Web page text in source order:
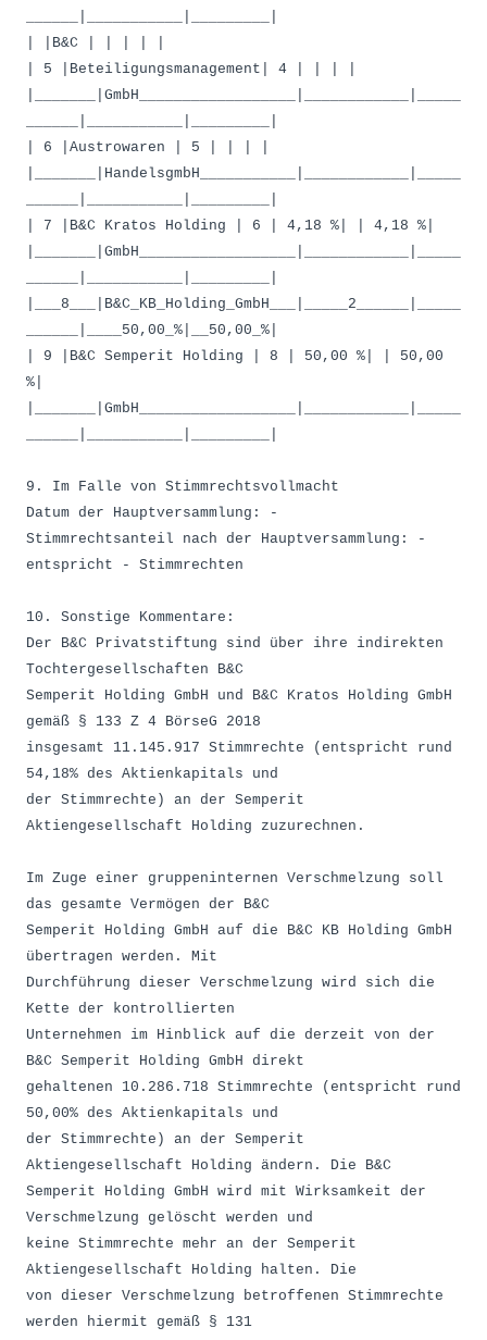
| |B&C | | | | |
| 5 |Beteiligungsmanagement| 4 | | | |
|_______|GmbH__________________|____________|_____
| 6 |Austrowaren | 5 | | | |
|_______|HandelsgmbH___________|____________|_____
| 7 |B&C Kratos Holding | 6 | 4,18 %| | 4,18 %|
|_______|GmbH__________________|____________|_____
|___8___|B&C_KB_Holding_GmbH___|_____2______|_____
______|____50,00_%|__50,00_%|
| 9 |B&C Semperit Holding | 8 | 50,00 %| | 50,00
%|
|_______|GmbH__________________|____________|_____
9. Im Falle von Stimmrechtsvollmacht
Datum der Hauptversammlung: -
Stimmrechtsanteil nach der Hauptversammlung: -
entspricht - Stimmrechten
10. Sonstige Kommentare:
Der B&C Privatstiftung sind über ihre indirekten
Tochtergesellschaften B&C
Semperit Holding GmbH und B&C Kratos Holding GmbH
gemäß § 133 Z 4 BörseG 2018
insgesamt 11.145.917 Stimmrechte (entspricht rund
54,18% des Aktienkapitals und
der Stimmrechte) an der Semperit
Aktiengesellschaft Holding zuzurechnen.
Im Zuge einer gruppeninternen Verschmelzung soll
das gesamte Vermögen der B&C
Semperit Holding GmbH auf die B&C KB Holding GmbH
übertragen werden. Mit
Durchführung dieser Verschmelzung wird sich die
Kette der kontrollierten
Unternehmen im Hinblick auf die derzeit von der
B&C Semperit Holding GmbH direkt
gehaltenen 10.286.718 Stimmrechte (entspricht rund
50,00% des Aktienkapitals und
der Stimmrechte) an der Semperit
Aktiengesellschaft Holding ändern. Die B&C
Semperit Holding GmbH wird mit Wirksamkeit der
Verschmelzung gelöscht werden und
keine Stimmrechte mehr an der Semperit
Aktiengesellschaft Holding halten. Die
von dieser Verschmelzung betroffenen Stimmrechte
werden hiermit gemäß § 131